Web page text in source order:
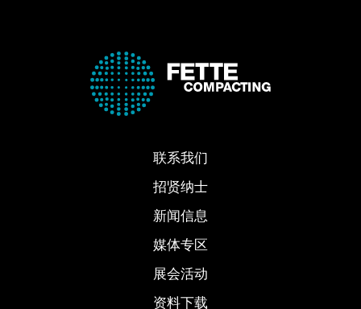
联系我们
招贤纳士
新闻信息
媒体专区
展会活动
资料下载